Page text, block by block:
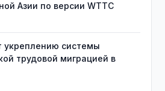
Азии по версии WTTC
укреплению системы
трудовой миграцией в